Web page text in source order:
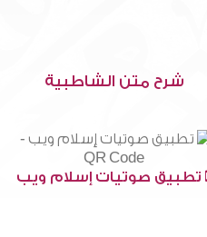
شرح متن الشاطبية
تطبيق صوتيات إسلام ويب